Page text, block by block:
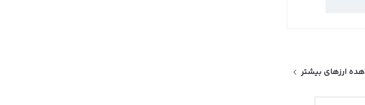
ارزهای بیشتر